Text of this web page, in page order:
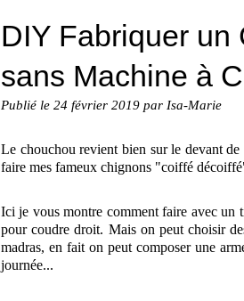
DIY Fabriquer un
sans Machine à
Publié le 24 février 2019 par Isa-Marie
Le chouchou revient bien sur le devant
faire mes fameux chignons "coiffé
Ici je vous montre comment faire avec un
pour coudre droit. Mais on peut choisir
madras, en fait on peut composer une
journée...